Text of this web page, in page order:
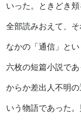
いった。ときどき
全部読みおえて、
なかの「通信」と
六枚の短篇小説で
からか差出人不明
いう物語であった